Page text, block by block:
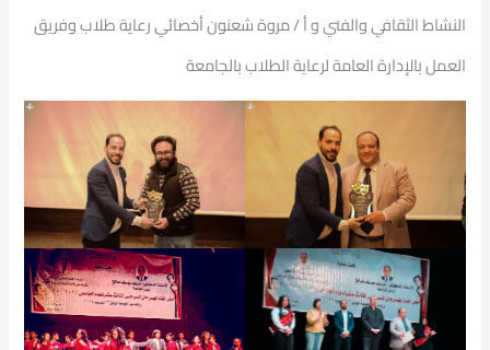
النشاط الثقافي والفني و أ / مروة شعنون أخصائي رعاية طلاب وفريق
العمل بالإدارة العامة لرعاية الطلاب بالجامعة